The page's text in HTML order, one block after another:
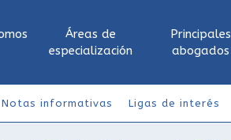
Áreas de
especialización
Principales
abogados
Notas informativas Ligas de interés